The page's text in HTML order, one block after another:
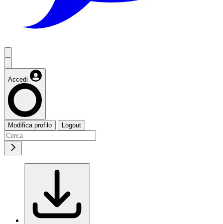
Accedi
Modifica profilo Logout